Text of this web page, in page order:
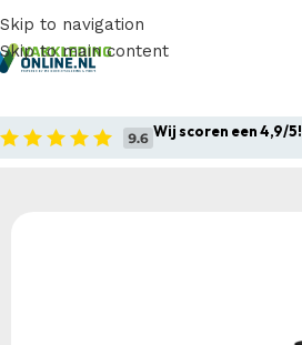
Skip to navigation
Skip to main content
Wij scoren een 4,9/5!
Petten / Tricorp – Cap Reflectie